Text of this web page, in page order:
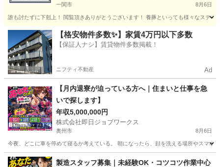
一関市 8月6日
誰も討たずに下剋上！ 閲覧頂きありがとうございます！ 養豚といっても様々なステ
一関市 その他 運転手
【格安物件多数✨】家賃4万円以下多数
【保証人ナシ】賃貸物件多数掲載！
ニフティ不動産 Ad
【月内退寮が迫っている方へ｜住まいと仕事を急
いで探します】
年収5,000,000円
株式会社即日ジョブワークス
奥州市 8月6日
今夜、どこに車を停めて寝るか考えている。 朝になったら、顔を洗える場所やスマ
岩手 奥州市 その他
製造スタッフ募集｜未経験OK・コツコツ作業中心